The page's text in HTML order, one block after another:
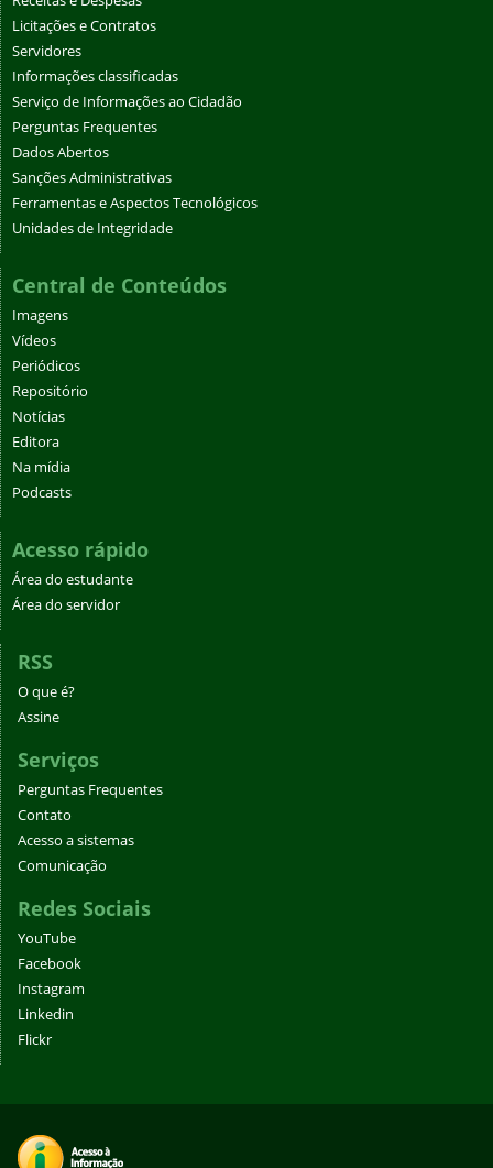
Licitações e Contratos
Servidores
Informações classificadas
Serviço de Informações ao Cidadão
Perguntas Frequentes
Dados Abertos
Sanções Administrativas
Ferramentas e Aspectos Tecnológicos
Unidades de Integridade
Central de Conteúdos
Imagens
Vídeos
Periódicos
Repositório
Notícias
Editora
Na mídia
Podcasts
Acesso rápido
Área do estudante
Área do servidor
RSS
O que é?
Assine
Serviços
Perguntas Frequentes
Contato
Acesso a sistemas
Comunicação
Redes Sociais
YouTube
Facebook
Instagram
Linkedin
Flickr